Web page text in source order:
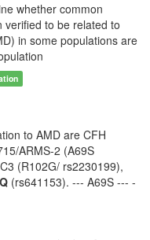
whether common
to be related to
in some populations are
to AMD are CFH
ARMS-2 (A69S
(R102G/ rs2230199),
(rs641153). --- A69S --- -